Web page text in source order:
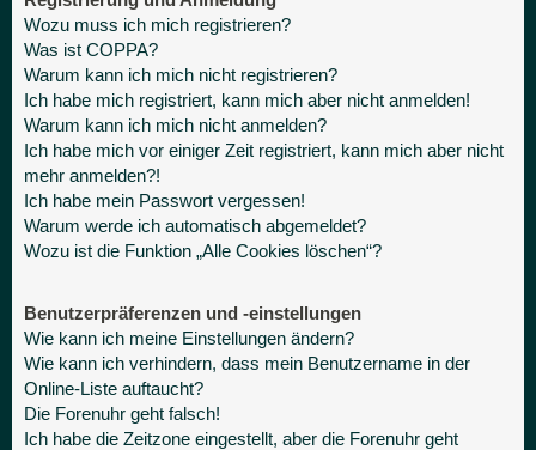
Wozu muss ich mich registrieren?
Was ist COPPA?
Warum kann ich mich nicht registrieren?
Ich habe mich registriert, kann mich aber nicht anmelden!
Warum kann ich mich nicht anmelden?
Ich habe mich vor einiger Zeit registriert, kann mich aber nicht
mehr anmelden?!
Ich habe mein Passwort vergessen!
Warum werde ich automatisch abgemeldet?
Wozu ist die Funktion „Alle Cookies löschen“?
Benutzerpräferenzen und -einstellungen
Wie kann ich meine Einstellungen ändern?
Wie kann ich verhindern, dass mein Benutzername in der
Online-Liste auftaucht?
Die Forenuhr geht falsch!
Ich habe die Zeitzone eingestellt, aber die Forenuhr geht